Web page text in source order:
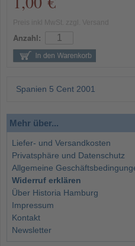
Anzahl:
Spanien 5 Cent 2001
Mehr über...
Liefer- und Versandkosten
Privatsphäre und Datenschutz
Allgemeine
Widerruf erklären
Über Historia Hamburg
Impressum
Kontakt
Newsletter